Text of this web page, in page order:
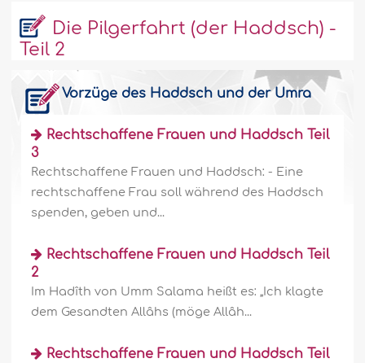
Die Pilgerfahrt (der Haddsch) -
Teil 2
Vorzüge des Haddsch und der Umra
Rechtschaffene Frauen und Haddsch Teil
3
Rechtschaffene Frauen und Haddsch: - Eine
rechtschaffene Frau soll während des Haddsch
spenden, geben und...
Rechtschaffene Frauen und Haddsch Teil
2
Im Hadîth von Umm Salama heißt es: „Ich klagte
dem Gesandten Allâhs (möge Allâh...
Rechtschaffene Frauen und Haddsch Teil